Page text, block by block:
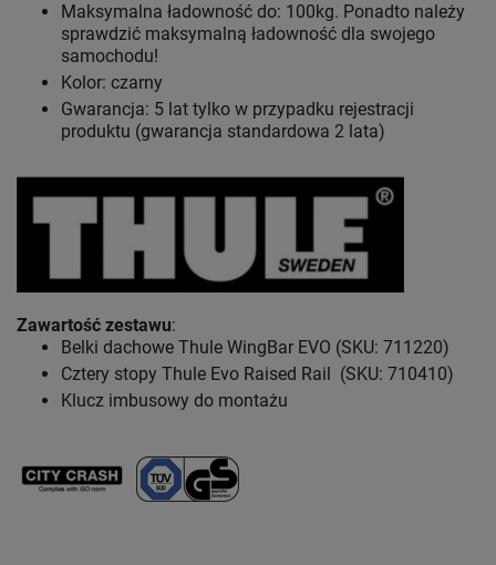
Maksymalna ładowność do: 100kg. Ponadto należy
sprawdzić maksymalną ładowność dla swojego
samochodu!
Kolor: czarny
Gwarancja: 5 lat tylko w przypadku rejestracji
produktu (gwarancja standardowa 2 lata)
Zawartość zestawu:
Belki dachowe Thule WingBar EVO (SKU: 711220)
Cztery stopy Thule Evo Raised Rail (SKU: 710410)
Klucz imbusowy do montażu